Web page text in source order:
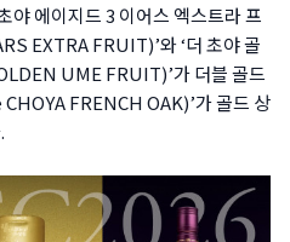
야 에이지드 3 이어스 엑스트라 프
EXTRA FRUIT)’와 ‘더 초야 골
UME FRUIT)’가 더블 골드
FRENCH OAK)’가 골드 상